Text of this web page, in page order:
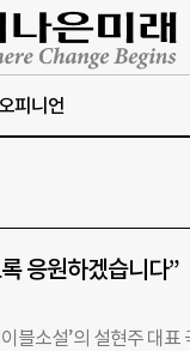
피니언
응원하겠습니다”
블소설’의 설현주 대